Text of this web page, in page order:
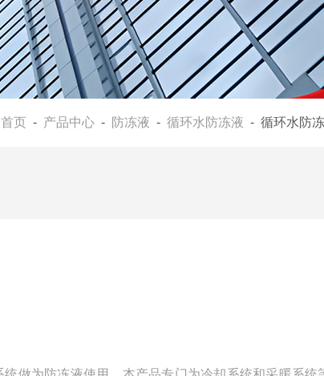
首页 - 产品中心 - 防冻液 - 循环水防冻液 - 循环水防